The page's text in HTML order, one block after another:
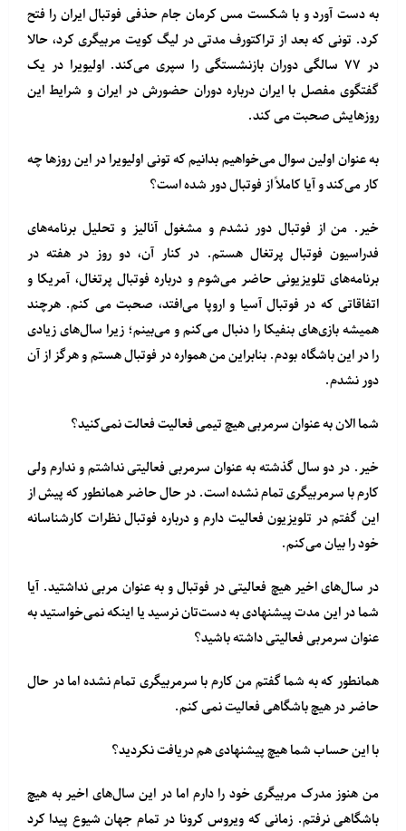
به دست آورد و با شکست مس کرمان جام حذفی فوتبال ایران را فتح
کرد. تونی که بعد از تراکتورف مدتی در لیگ کویت مربیگری کرد، حالا
در ۷۷ سالگی دوران بازنشستگی را سپری می‌کند. اولیویرا در یک
گفتگوی مفصل با ایران درباره دوران حضورش در ایران و شرایط این
روزهایش صحبت می کند.
به عنوان اولین سوال می‌خواهیم بدانیم که تونی اولیویرا در این روزها چه
کار می‌کند و آیا کاملاً از فوتبال دور شده است؟
خیر. من از فوتبال دور نشدم و مشغول آنالیز و تحلیل برنامه‌های
فدراسیون فوتبال پرتغال هستم. در کنار آن، دو روز در هفته در
برنامه‌های تلویزیونی حاضر می‌شوم و درباره فوتبال پرتغال، آمریکا و
اتفاقاتی که در فوتبال آسیا و اروپا می‌افتد، صحبت می کنم. هرچند
همیشه بازی‌های بنفیکا را دنبال می‌کنم و می‌بینم؛ زیرا سال‌های زیادی
را در این باشگاه بودم. بنابراین من همواره در فوتبال هستم و هرگز از آن
دور نشدم.
شما الان به عنوان سرمربی هیچ تیمی فعالیت فعالت نمی‌کنید؟
خیر. در دو سال گذشته به عنوان سرمربی فعالیتی نداشتم و ندارم ولی
کارم با سرمربیگری تمام نشده است. در حال حاضر همانطور که پیش از
این گفتم در تلویزیون فعالیت دارم و درباره فوتبال نظرات کارشناسانه
خود را بیان می‌کنم.
در سال‌های اخیر هیچ فعالیتی در فوتبال و به عنوان مربی نداشتید. آیا
شما در این مدت پیشنهادی به دست‌تان نرسید یا اینکه نمی‌خواستید به
عنوان سرمربی فعالیتی داشته باشید؟
همانطور که به شما گفتم من کارم با سرمربیگری تمام نشده اما در حال
حاضر در هیچ باشگاهی فعالیت نمی کنم.
با این حساب شما هیچ پیشنهادی هم دریافت نکردید؟
من هنوز مدرک مربیگری خود را دارم اما در این سال‌های اخیر به هیچ
باشگاهی نرفتم. زمانی که ویروس کرونا در تمام جهان شیوع پیدا کرد